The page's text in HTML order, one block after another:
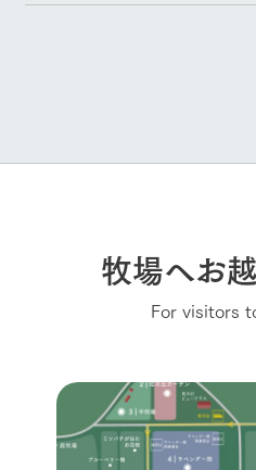
牧場へお
For visitors